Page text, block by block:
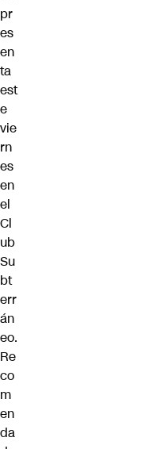
pr
es
en
ta
est
e
vie
rn
es
en
el
Cl
ub
Su
bt
err
án
eo.
Re
co
m
en
da